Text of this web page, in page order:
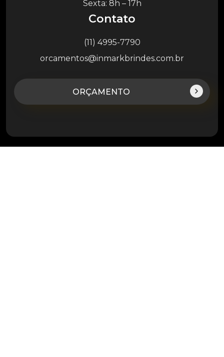
Sexta: 8h – 17h
Contato
(11) 4995-7790
orcamentos@inmarkbrindes.com.br
ORÇAMENTO